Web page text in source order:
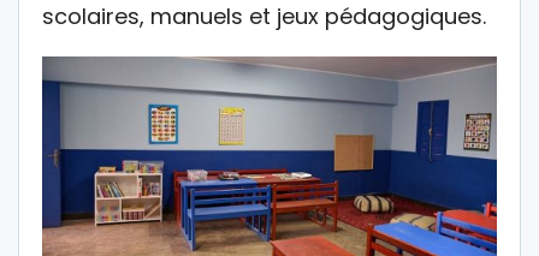
scolaires, manuels et jeux pédagogiques.